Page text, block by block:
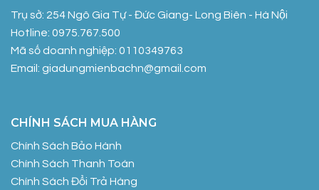
Trụ sở: 254 Ngô Gia Tự - Đức Giang- Long Biên - Hà Nội
Hotline: 0975.767.500
Mã số doanh nghiệp: 0110349763
Email: giadungmienbachn@gmail.com
CHÍNH SÁCH MUA HÀNG
Chính Sách Bảo Hành
Chính Sách Thanh Toán
Chính Sách Đổi Trả Hàng